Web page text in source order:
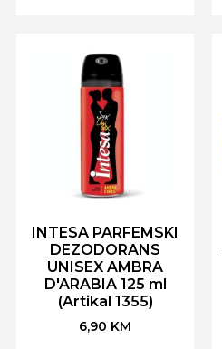
INTESA PARFEMSKI
DEZODORANS
UNISEX AMBRA
D'ARABIA 125 ml
(Artikal 1355)
6,90 KM